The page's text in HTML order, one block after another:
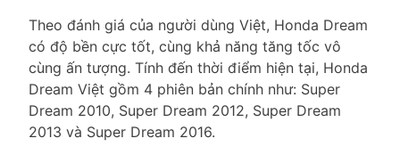
Theo đánh giá của người dùng Việt, Honda Dream
có độ bền cực tốt, cùng khả năng tăng tốc vô
cùng ấn tượng. Tính đến thời điểm hiện tại, Honda
Dream Việt gồm 4 phiên bản chính như: Super
Dream 2010, Super Dream 2012, Super Dream
2013 và Super Dream 2016.